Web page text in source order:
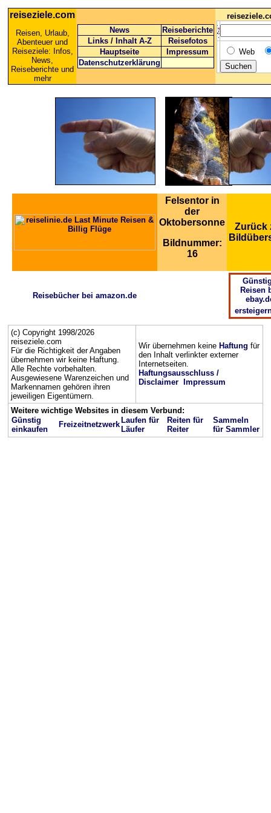
reiseziele.com
Reisen, Urlaub,
Abenteuer und
Reiseziele: Infos,
News,
Reiseberichte und
mehr
News
Reiseberichte
Links / Inhalt A-Z
Reisefotos
Hauptseite
Impressum
Datenschutzerklärung
Web
Felsentor in
der
Oktobersonne
Bildnummer:
16
Zurück
Reisebücher bei amazon.de
Reisen
(c) Copyright 1998/2026
reiseziele.com
Für die Richtigkeit der Angaben
übernehmen wir keine Haftung.
Alle Rechte vorbehalten.
Ausgewiesene Warenzeichen und
Markennamen gehören ihren
jeweiligen Eigentümern.
Wir übernehmen keine Haftung für
den Inhalt verlinkter externer
Internetseiten.
Haftungsausschluss /
Disclaimer
Impressum
Weitere wichtige Websites in diesem Verbund:
Günstig
einkaufen
Freizeitnetzwerk Laufen für
Läufer
Reiten für
Reiter
Sammeln
für Sammler